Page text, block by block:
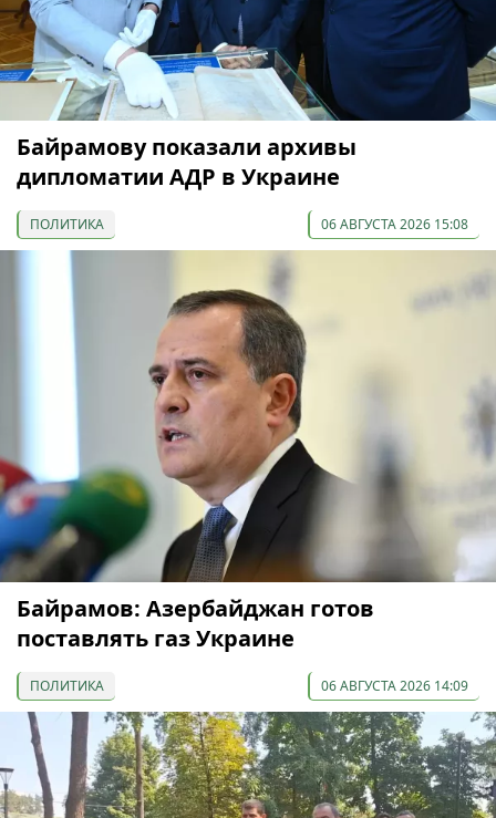
Байрамову показали архивы
дипломатии АДР в Украине
ПОЛИТИКА 06 АВГУСТА 2026 15:08
Байрамов: Азербайджан готов
поставлять газ Украине
ПОЛИТИКА 06 АВГУСТА 2026 14:09